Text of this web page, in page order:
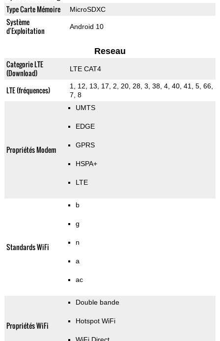
Type Carte Mémoire MicroSDXC
Système
d'Exploitation
Android 10
Reseau
Categorie LTE
(Download)
LTE CAT4
LTE (fréquences)
1, 12, 13, 17, 2, 20, 28, 3, 38, 4, 40, 41, 5, 66,
7, 8
Propriétés Modem
UMTS
EDGE
GPRS
HSPA+
LTE
Standards WiFi
b
g
n
a
ac
Propriétés WiFi
Double bande
Hotspot WiFi